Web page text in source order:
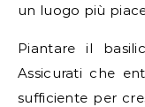
un luogo più
Piantare il
Assicurati che
sufficiente per